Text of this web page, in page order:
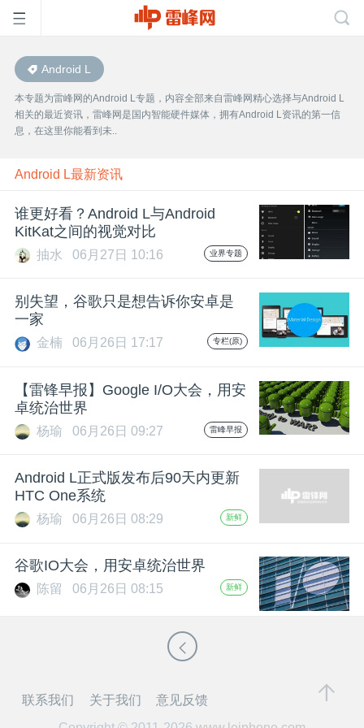
首
页
雷
峰
课
动
中
专
Android L
本专题为雷峰网的Android L专题，内容全部来自雷峰网精心选择与Android L
相关的最近资讯，雷峰网是国内智能硬件媒体，拥有Android L资讯的第一信
息，在这里你能看到未..
Android L最新资讯
谁更好看？Android L与Android
KitKat之间的视觉对比
抽水 06月27日 10:16 业界专题
别失望，谷歌只是想告诉你安卓是
一家
金楠 06月26日 17:17 专栏(原)
【雷锋早报】Google I/O大会，用安
卓统治世界
杨瑜 06月26日 09:27 雷峰早报
Android L正式版发布后90天内更新
HTC One系统
杨瑜 06月26日 08:29 新鲜
谷歌IO大会，用安卓统治世界
陈留 06月26日 08:15 新鲜
联系我们 关于我们
意见反馈